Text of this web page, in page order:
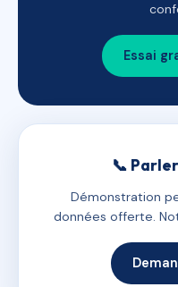
Essai
📞
Démonstration
données offerte.